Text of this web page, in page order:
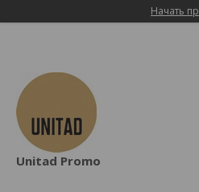
Начать
Unitad Promo